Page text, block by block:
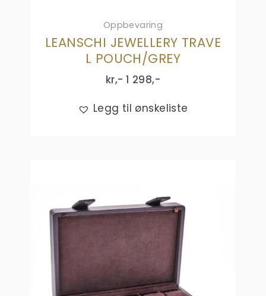
Oppbevaring
LEANSCHI JEWELLERY TRAVE
L POUCH/GREY
kr,- 1 298,-
Legg til ønskeliste